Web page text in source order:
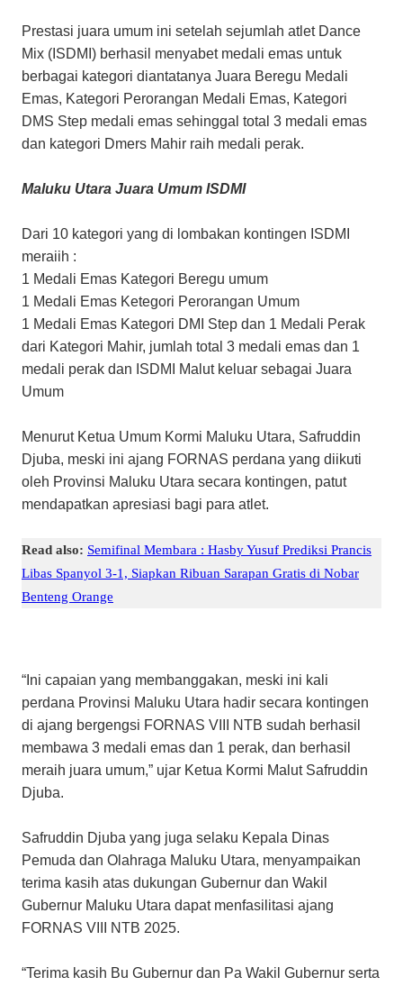
Prestasi juara umum ini setelah sejumlah atlet Dance
Mix (ISDMI) berhasil menyabet medali emas untuk
berbagai kategori diantatanya Juara Beregu Medali
Emas, Kategori Perorangan Medali Emas, Kategori
DMS Step medali emas sehinggal total 3 medali emas
dan kategori Dmers Mahir raih medali perak.
Maluku Utara Juara Umum ISDMI
Dari 10 kategori yang di lombakan kontingen ISDMI
meraiih :
1 Medali Emas Kategori Beregu umum
1 Medali Emas Ketegori Perorangan Umum
1 Medali Emas Kategori DMI Step dan 1 Medali Perak
dari Kategori Mahir, jumlah total 3 medali emas dan 1
medali perak dan ISDMI Malut keluar sebagai Juara
Umum
Menurut Ketua Umum Kormi Maluku Utara, Safruddin
Djuba, meski ini ajang FORNAS perdana yang diikuti
oleh Provinsi Maluku Utara secara kontingen, patut
mendapatkan apresiasi bagi para atlet.
Read also: Semifinal Membara : Hasby Yusuf Prediksi Prancis
Libas Spanyol 3-1, Siapkan Ribuan Sarapan Gratis di Nobar
Benteng Orange
“Ini capaian yang membanggakan, meski ini kali
perdana Provinsi Maluku Utara hadir secara kontingen
di ajang bergengsi FORNAS VIII NTB sudah berhasil
membawa 3 medali emas dan 1 perak, dan berhasil
meraih juara umum,” ujar Ketua Kormi Malut Safruddin
Djuba.
Safruddin Djuba yang juga selaku Kepala Dinas
Pemuda dan Olahraga Maluku Utara, menyampaikan
terima kasih atas dukungan Gubernur dan Wakil
Gubernur Maluku Utara dapat menfasilitasi ajang
FORNAS VIII NTB 2025.
“Terima kasih Bu Gubernur dan Pa Wakil Gubernur serta